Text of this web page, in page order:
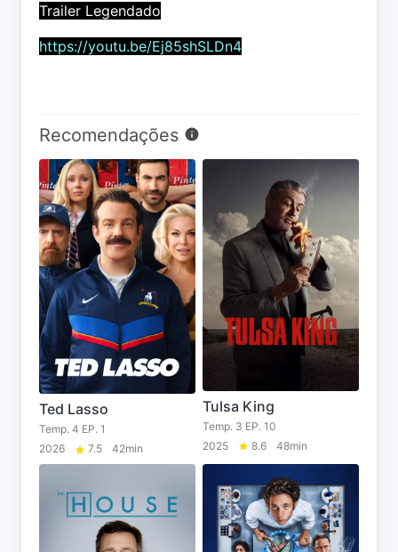
Trailer Legendado
https://youtu.be/Ej85shSLDn4
Recomendações
Ted Lasso
Temp. 4 EP. 1
2026
7.5 42min
Tulsa King
Temp. 3 EP. 10
2025
8.6 48min